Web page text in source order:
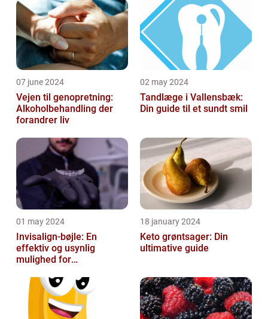
07 june 2024
Vejen til genopretning:
Alkoholbehandling der
forandrer liv
02 may 2024
Tandlæge i Vallensbæk:
Din guide til et sundt smil
01 may 2024
Invisalign-bøjle: En
effektiv og usynlig
mulighed for
18 january 2024
Keto grøntsager: Din
ultimative guide